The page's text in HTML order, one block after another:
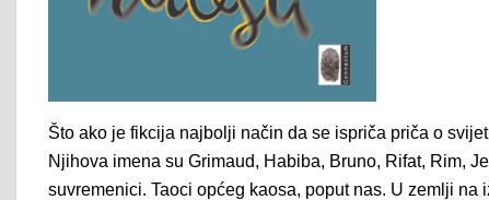
Što ako je fikcija najbolji način da se ispriča priča o
Njihova imena su Grimaud, Habiba, Bruno, Rifat, Rim,
suvremenici. Taoci općeg kaosa, poput nas. U zemlji